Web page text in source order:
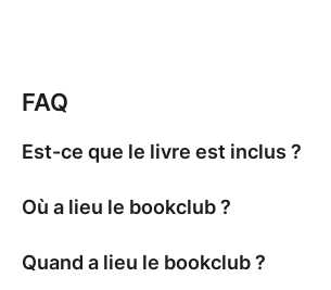
FAQ
Est-ce que le livre est inclus ?
Où a lieu le bookclub ?
Quand a lieu le bookclub ?